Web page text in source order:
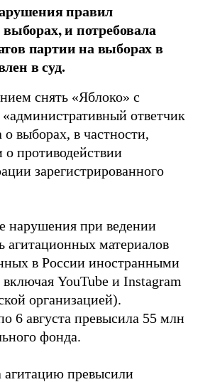
правил
и потребовала
партии на выборах в
в суд.
снять «Яблоко» с
«административный ответчик
выборах, в частности,
о противодействии
зарегистрированного
нарушения при ведении
агитационных материалов
в России иностранными
YouTube и Instagram
организацией).
6 августа превысила 55 млн
фонда.
превысили